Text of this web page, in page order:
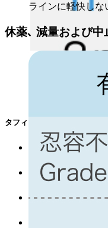
ラインに軽快しな
休薬､ 減量および中
タフィンラー®､メキニスト®
食事の影響を受け
ダブラフェニブ
の併用における
発熱が高頻度に認